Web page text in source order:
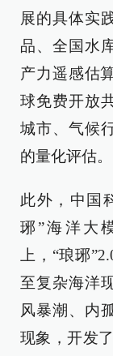
展的具体实
品、全国水
产力遥感估
球免费开放
城市、气候
的量化评估。
此外，中国
琊”海洋大
上，“琅琊
至复杂海洋
风暴潮、内
现象，开发